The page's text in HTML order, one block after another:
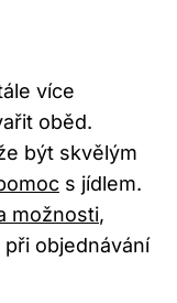
více
oběd.
být skvělým
s jídlem.
možnosti,
objednávání